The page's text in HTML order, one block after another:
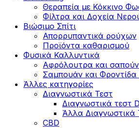
Θεραπεία με Κόκκινο
Φίλτρα και Δοχεία
Βιώσιμο Σπίτι
Απορρυπαντικά ρούχων
Προϊόντα καθαρισμού
Φυσικά Καλλυντικά
Αφρόλουτρα και
Σαμπουάν και
Άλλες κατηγορίες
Διαγνωστικά Τεστ
Διαγνωστικά τεστ
Άλλα Διαγνωστικά
CBD